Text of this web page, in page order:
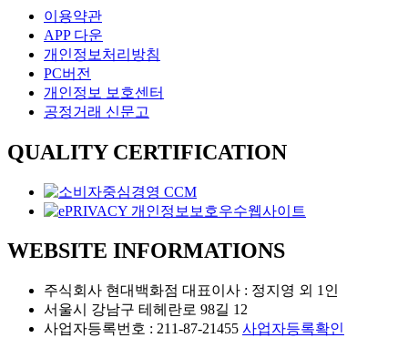
이용약관
APP 다운
개인정보처리방침
PC버전
개인정보 보호센터
공정거래 신문고
QUALITY CERTIFICATION
WEBSITE INFORMATIONS
주식회사 현대백화점 대표이사 : 정지영 외 1인
서울시 강남구 테헤란로 98길 12
사업자등록번호 : 211-87-21455 사업자등록확인